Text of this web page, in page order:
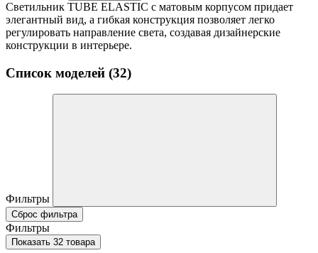
Светильник TUBE ELASTIC с матовым корпусом придает
элегантный вид, а гибкая конструкция позволяет легко
регулировать направление света, создавая дизайнерские
конструкции в интерьере.
Список моделей (32)
Фильтры
Сброс фильтра
Фильтры
Показать 32 товара